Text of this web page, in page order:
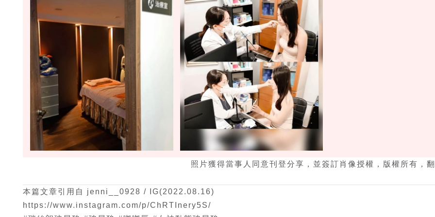
照片獲得當事人同意刊登分享，並簽訂肖像授權，版權所有，
本篇文章引用自 jenni__0928 / IG(2022.08.16)
https://www.instagram.com/p/ChRTInery5S/